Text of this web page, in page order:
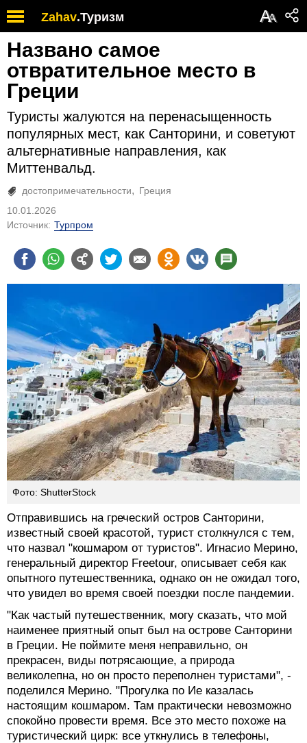
Zahav.Туризм АА
Названо самое
отвратительное место в
Греции
Туристы жалуются на перенасыщенность
популярных мест, как Санторини, и советуют
альтернативные направления, как
Миттенвальд.
достопримечательности
Греция
10.01.2026
Источник: Турпром
Фото: ShutterStock
Отправившись на греческий остров Санторини,
известный своей красотой, турист столкнулся с тем,
что назвал "кошмаром от туристов". Игнасио Мерино,
генеральный директор Freetour, описывает себя как
опытного путешественника, однако он не ожидал того,
что увидел во время своей поездки после пандемии.
"Как частый путешественник, могу сказать, что мой
наименее приятный опыт был на острове Санторини
в Греции. Не поймите меня неправильно, он
прекрасен, виды потрясающие, а природа
великолепна, но он просто переполнен туристами", -
поделился Мерино. "Прогулка по Ие казалась
настоящим кошмаром. Там практически невозможно
спокойно провести время. Все это место похоже на
туристический цирк: все уткнулись в телефоны,